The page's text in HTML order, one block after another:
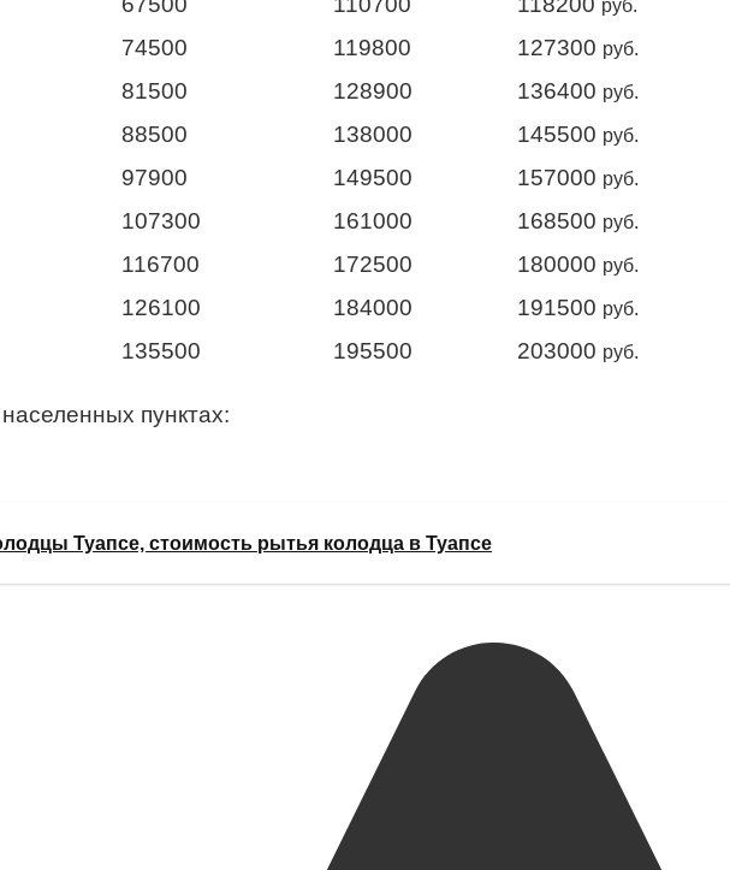
руб.
74500 119800 127300 руб.
81500 128900 136400 руб.
88500 138000 145500 руб.
97900 149500 157000 руб.
107300 161000 168500 руб.
116700 172500 180000 руб.
126100 184000 191500 руб.
135500 195500 203000 руб.
пунктах:
Туапсе, стоимость рытья колодца в Туапсе